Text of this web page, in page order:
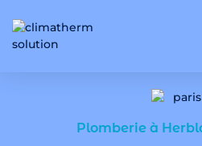
Plomberie à